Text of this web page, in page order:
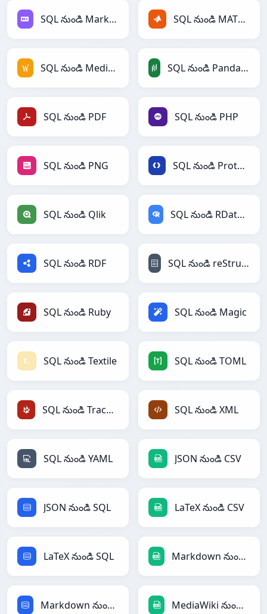
SQL నుండి Markdown SQL నుండి MATLAB
SQL నుండి MediaWiki SQL నుండి PandasDataFrame
SQL నుండి PDF SQL నుండి PHP
SQL నుండి PNG SQL నుండి Protobuf
SQL నుండి Qlik SQL నుండి RDataFrame
SQL నుండి RDF SQL నుండి reStructuredText
SQL నుండి Ruby SQL నుండి Magic
SQL నుండి Textile SQL నుండి TOML
SQL నుండి TracWiki SQL నుండి XML
SQL నుండి YAML JSON నుండి CSV
JSON నుండి SQL LaTeX నుండి CSV
LaTeX నుండి SQL Markdown నుండి CSV
Markdown నుండి SQL MediaWiki నుండి CSV